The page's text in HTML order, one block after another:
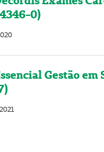
0)
Gestão em